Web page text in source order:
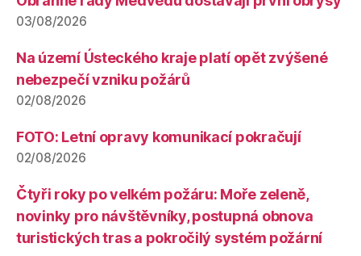
03/08/2026
Na území Ústeckého kraje platí opět zvýšené
nebezpečí vzniku požárů
02/08/2026
FOTO: Letní opravy komunikací pokračují
02/08/2026
Čtyři roky po velkém požáru: Moře zeleně,
novinky pro návštěvníky, postupná obnova
turistických tras a pokročilý systém požární